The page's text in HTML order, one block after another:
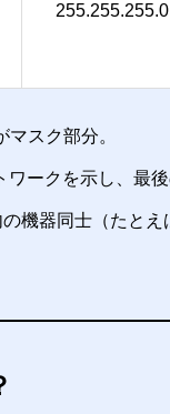
255.255.255.0
スク部分。
ークを示し、最後
機器同士（たと